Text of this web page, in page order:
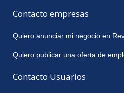
Contacto empresas
Quiero anunciar mi negocio en
Quiero publicar una oferta de
Contacto Usuarios